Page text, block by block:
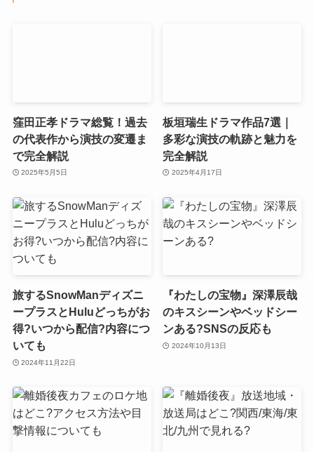
窪田正孝ドラマ総覧！過去
の代表作から演技の変遷ま
で完全解説
2025年5月5日
板垣瑞生ドラマ作品7選｜
多彩な演技の軌跡と魅力を
完全解説
2025年4月17日
旅するSnowManディズニ
ープラスとHuluどっちがお
得?いつから配信?内容につ
いても
2024年11月22日
『わたしの宝物』深澤辰哉
のキスシーンやベッドシー
ンある?SNSの反応も
2024年10月13日